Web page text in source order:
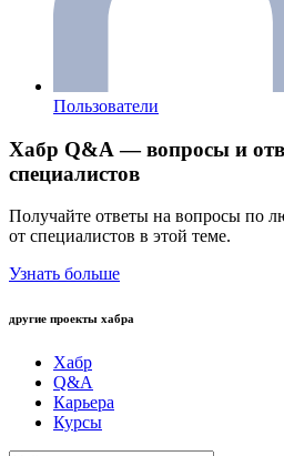
Пользователи
Хабр Q&A — вопросы и
специалистов
Получайте ответы на вопросы по
от специалистов в этой теме.
Узнать больше
другие проекты хабра
Хабр
Q&A
Карьера
Курсы